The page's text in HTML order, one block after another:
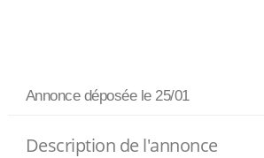
Annonce déposée le 25/01
Description de l'annonce